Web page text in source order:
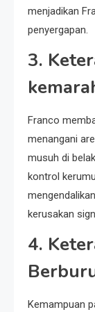
menjadikan
penyergapan.
3.
Franco
menangani
musuh di
kontrol
kerusakan
4.
Kemampuan